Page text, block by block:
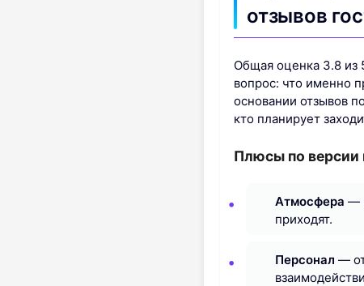
отзывов
Общая оценка 3.8 из
вопрос: что именно
основании отзывов
кто планирует
Плюсы по версии
Атмосфера —
приходят.
Персонал —